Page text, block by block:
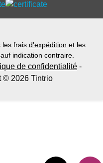
les frais d'expédition et les
indication contraire.
de confidentialité -
© 2026 Tintrio